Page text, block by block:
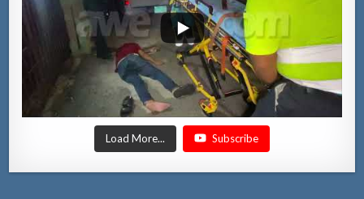
Load More... Subscribe